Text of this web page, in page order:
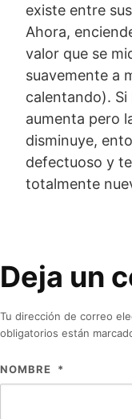
existe entre
Ahora,
valor que se
suavemente a
calentando).
aumenta pero
disminuye,
defectuoso y
totalmente
Deja un
Tu dirección de correo
obligatorios están
NOMBRE *